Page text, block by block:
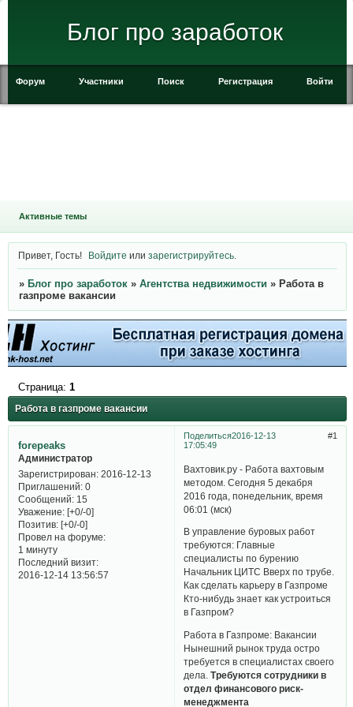
Блог про заработок
Форум Участники Поиск Регистрация Войти
Активные темы
Привет, Гость! Войдите илизарегистрируйтесь
» Блог про заработок » Агентства недвижимости » Работа в
газпроме вакансии
Работа в газпроме вакансии
Страница: 1
Поделиться 1
2016-12-13
17:05:49
forepeaks
Администратор
Зарегистрирован: 2016-12-13
Приглашений:0
Сообщений:15
Уважение: [+0/-0]
Позитив: [+0/-0]
Провел на форуме:
1 минуту
Последний визит:
2016-12-14 13:56:57
Вахтовик.ру - Работа вахтовым
методом. Сегодня 5 декабря
2016 года, понедельник, время
06:01 (мск)
В управление буровых работ
требуются: Главные
специалисты по бурению
Начальник ЦИТС Вверх по трубе.
Как сделать карьеру в Газпроме
Кто-нибудь знает как устроиться
в Газпром?
Работа в Газпроме: Вакансии
Нынешний рынок труда остро
требуется в специалистах своего
дела.Требуются сотрудники в
отдел финансового риск-
менеджмента